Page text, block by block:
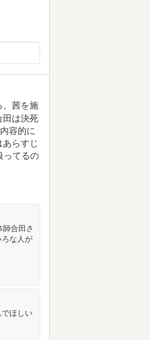
。茜を施
田は決死
容的に
らすじ
ってるの
合田さ
な人が
ほしい